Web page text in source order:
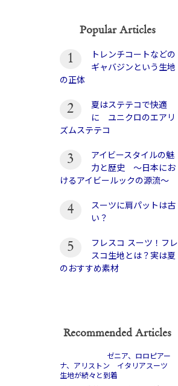
Popular Articles
1
トレンチコートなどの
ギャバジンという生地
の正体
2
夏はステテコで快適
に ユニクロのエアリ
ズムステテコ
3
アイビースタイルの魅
力と歴史 〜日本にお
けるアイビールックの源流〜
4
スーツに肩パットは古
い？
5
フレスコ スーツ！フレ
スコ生地とは？実は夏
のおすすめ素材
Recommended Articles
ゼニア、ロロピアー
ナ、アリストン イタリアスーツ
生地が続々と到着